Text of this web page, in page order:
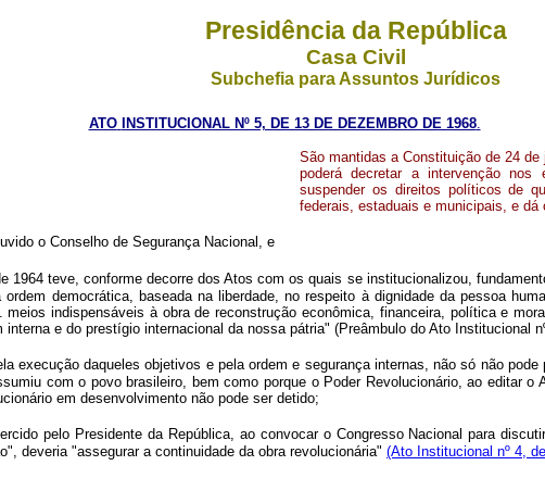
Presidência da República
Casa Civil
Subchefia para Assuntos Jurídicos
ATO INSTITUCIONAL Nº 5, DE 13 DE DEZEMBRO DE 1968.
São mantidas a Constituição de 24
poderá decretar a intervenção
suspender os direitos políticos de
federais, estaduais e municipais, e dá
o Conselho de Segurança Nacional, e
1964 teve, conforme decorre dos Atos com os quais se institucionalizou,
democrática, baseada na liberdade, no respeito à dignidade da pessoa
indispensáveis à obra de reconstrução econômica, financeira, política e
e do prestígio internacional da nossa pátria" (Preâmbulo do Ato Institucional
execução daqueles objetivos e pela ordem e segurança internas, não só não
com o povo brasileiro, bem como porque o Poder Revolucionário, ao editar
em desenvolvimento não pode ser detido;
pelo Presidente da República, ao convocar o Congresso Nacional para
deveria "assegurar a continuidade da obra revolucionária" (Ato Institucional nº 4,